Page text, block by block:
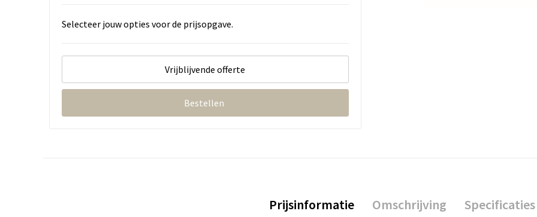
Selecteer jouw opties voor de prijsopgave.
Vrijblijvende offerte
Bestellen
Prijsinformatie Omschrijving Specificaties